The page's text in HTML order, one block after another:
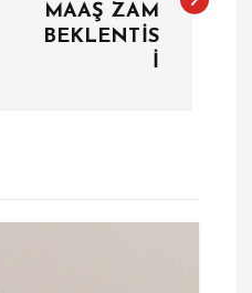
MAAŞ ZAM
BEKLENTİS
İ